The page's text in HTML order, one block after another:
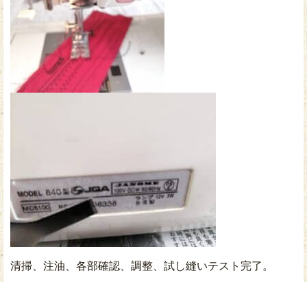
清掃、注油、各部確認、調整、試し縫いテスト完了。